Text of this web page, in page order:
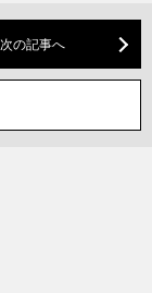
次の記事へ